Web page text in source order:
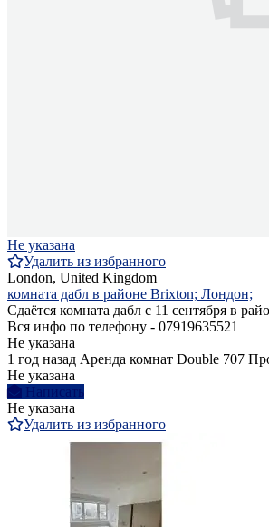
Не указана
Удалить из избранного
London, United Kingdom
комната дабл в районе Brixton; Лондон;
Сдаётся комната дабл с 11 сентября в
Вся инфо по телефону - 07919635521
Не указана
1 год назад Аренда комнат Double 707
Не указана
Написать
Не указана
Удалить из избранного